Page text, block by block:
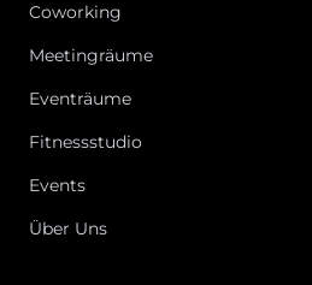
Coworking
Meetingräume
Eventräume
Fitnessstudio
Events
Über Uns